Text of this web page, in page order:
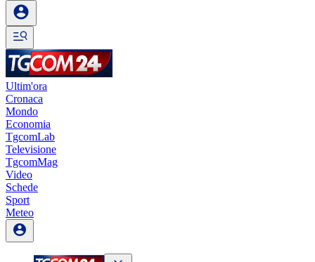
Ultim'ora
Cronaca
Mondo
Economia
TgcomLab
Televisione
TgcomMag
Video
Schede
Sport
Meteo